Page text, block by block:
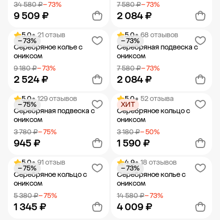
34 580 ₽− 73%
9 509 ₽
Добавить в корзину
7 580 ₽− 73%
2 084 ₽
Добавить в корзину
5.0• 21 отзыв
Серебряное колье с
ониксом
9 180 ₽− 73%
2 524 ₽
− 73%
Добавить в корзину
5.0• 68 отзывов
Серебряная подвеска с
ониксом
7 580 ₽− 73%
2 084 ₽
− 73%
Добавить в корзину
5.0• 129 отзывов
Серебряная подвеска с
ониксом
3 780 ₽− 75%
945 ₽
− 75%
Добавить в корзину
5.0• 52 отзыва
Серебряное кольцо с
ониксом
3 180 ₽− 50%
1 590 ₽
ХИТ
Добавить в корзину
5.0• 91 отзыв
Серебряное кольцо с
ониксом
5 380 ₽− 75%
1 345 ₽
− 75%
4.9• 18 отзывов
Серебряное колье с
ониксом
14 580 ₽− 73%
4 009 ₽
− 73%